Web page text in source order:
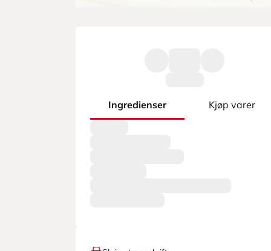
Ingredienser Kjøp varer